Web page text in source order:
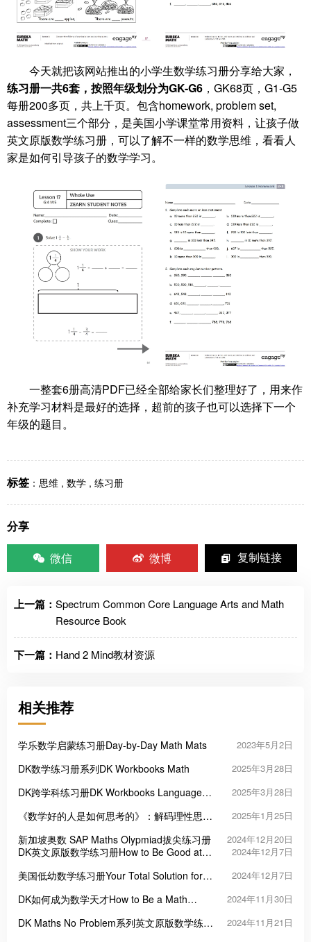
今天就把该网站推出的小学生数学练习册分享给大家，
练习册一共6套，按照年级划分为GK-G6 ，GK68页，G1-G5
每册200多页，共上千页。包含homework, problem set,
assessment三个部分，是美国小学课堂常用资料，让孩子做
英文原版数学练习册，可以了解不一样的数学思维，看看人
家是如何引导孩子的数学学习。
一整套6册高清PDF已经全部给家长们整理好了，用来作
补充学习材料是最好的选择，超前的孩子也可以选择下一个
年级的题目。
标签 ： 思维 , 数学 , 练习册
分享
微信
微博 复制链接
上一篇： Spectrum Common Core Language Arts and Math
Resource Book
下一篇： Hand 2 Mind教材资源
相关推荐
学乐数学启蒙练习册Day-by-Day Math Mats 2023年5月2日
DK数学练习册系列DK Workbooks Math 2025年3月28日
DK跨学科练习册DK Workbooks Language
2025年3月28日
《数学好的人是如何思考的》：解码理性思维
2025年1月25日
新加坡奥数 SAP Maths Olypmiad拔尖练习册 2024年12月20日
DK英文原版数学练习册How to Be Good at
2024年12月7日
美国低幼数学练习册Your Total Solution for
2024年12月7日
DK如何成为数学天才How to Be a Math
2024年11月30日
DK Maths No Problem系列英文原版数学练习
2024年11月21日